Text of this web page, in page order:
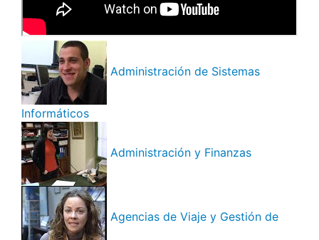
Administración de Sistemas
Informáticos
Administración y Finanzas
Agencias de Viaje y Gestión de